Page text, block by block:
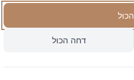
דחה הכול